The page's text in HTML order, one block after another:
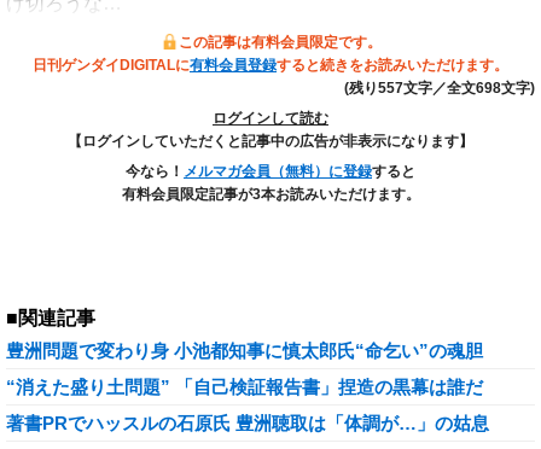
この記事は有料会員限定です。
日刊ゲンダイDIGITALに有料会員登録すると続きをお読みいただけます。
(残り557文字／全文698文字)
ログインして読む
【ログインしていただくと記事中の広告が非表示になります】
今なら！ メルマガ会員（無料）に登録すると
有料会員限定記事が3本お読みいただけます。
■関連記事
豊洲問題で変わり身 小池都知事に慎太郎氏“命乞い”の魂胆
“消えた盛り土問題” 「自己検証報告書」捏造の黒幕は誰だ
著書PRでハッスルの石原氏 豊洲聴取は「体調が…」の姑息